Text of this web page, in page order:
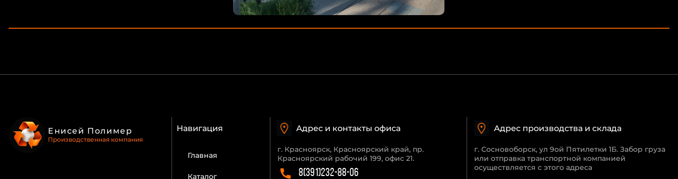
Енисей Полимер
Производственная компания
Навигация
Главная
Каталог
Адрес и контакты офиса
г. Красноярск, Красноярский край, пр.
Красноярский рабочий 199, офис 21.
8(391)232-88-06
Адрес производства и склада
г. Сосновоборск, ул 9ой Пятилетки 1Б. Забор груза
или отправка транспортной компанией
осуществляется с этого адреса